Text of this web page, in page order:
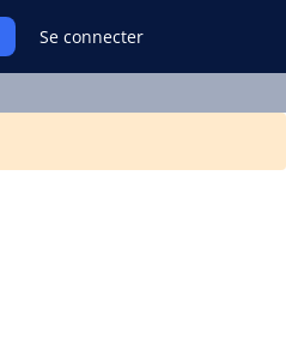
Se connecter